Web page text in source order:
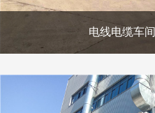
电线电缆车